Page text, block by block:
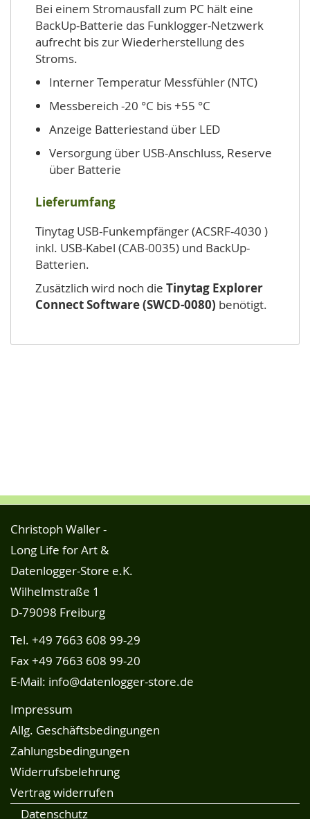
Bei einem Stromausfall zum PC hält eine
BackUp-Batterie das Funklogger-Netzwerk
aufrecht bis zur Wiederherstellung des
Stroms.
Interner Temperatur Messfühler (NTC)
Messbereich -20 °C bis +55 °C
Anzeige Batteriestand über LED
Versorgung über USB-Anschluss, Reserve
über Batterie
Lieferumfang
Tinytag USB-Funkempfänger (ACSRF-4030 )
inkl. USB-Kabel (CAB-0035) und BackUp-
Batterien.
Zusätzlich wird noch die Tinytag Explorer
Connect Software (SWCD-0080) benötigt.
Christoph Waller -
Long Life for Art &
Datenlogger-Store e.K.
Wilhelmstraße 1
D-79098 Freiburg
Tel. +49 7663 608 99-29
Fax +49 7663 608 99-20
E-Mail: info@datenlogger-store.de
Impressum
Allg. Geschäftsbedingungen
Zahlungsbedingungen
Widerrufsbelehrung
Vertrag widerrufen
Datenschutz